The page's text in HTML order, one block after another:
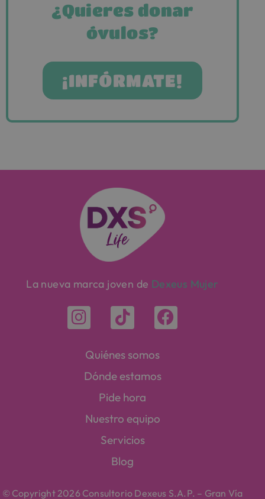
¿Quieres donar
óvulos?
¡INFÓRMATE!
La nueva marca joven de Dexeus Mujer
Quiénes somos
Dónde estamos
Pide hora
Nuestro equipo
Servicios
Blog
© Copyright 2026 Consultorio Dexeus S.A.P. – Gran Vía